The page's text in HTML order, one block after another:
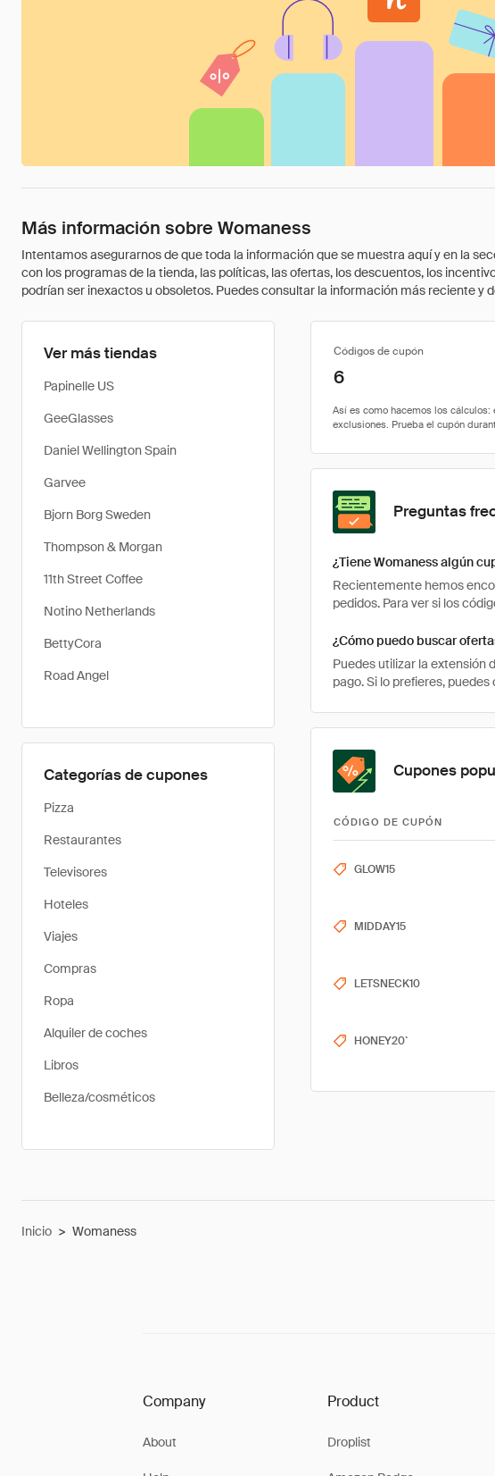
Más información sobre Womaness
Intentamos asegurarnos de que toda la información que se muestra aquí y en la
con los programas de la tienda, las políticas, las ofertas, los descuentos, los
podrían ser inexactos u obsoletos. Puedes consultar la información más reciente y
Ver más tiendas
Papinelle US
GeeGlasses
Daniel Wellington Spain
Garvee
Bjorn Borg Sweden
Thompson & Morgan
11th Street Coffee
Notino Netherlands
BettyCora
Road Angel
Categorías de cupones
Pizza
Restaurantes
Televisores
Hoteles
Viajes
Compras
Ropa
Alquiler de coches
Libros
Belleza/cosméticos
Códigos de cupón
6
Preguntas
¿Tiene Womaness algún
Recientemente hemos
pedidos. Para ver si los
¿Cómo puedo buscar
Puedes utilizar la extensión
pago. Si lo prefieres,
Cupones
CÓDIGO DE CUPÓN
GLOW15
MIDDAY15
LETSNECK10
HONEY20`
Inicio > Womaness
Company
About
Product
Droplist